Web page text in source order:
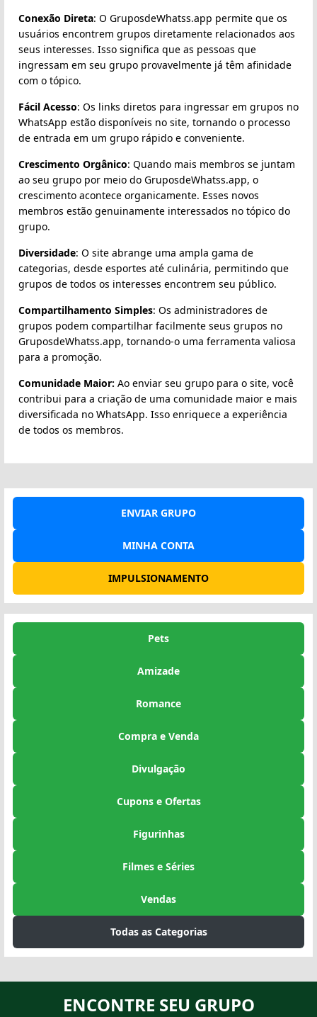
Conexão Direta: O GruposdeWhatss.app permite que os
usuários encontrem grupos diretamente relacionados aos
seus interesses. Isso significa que as pessoas que
ingressam em seu grupo provavelmente já têm afinidade
com o tópico.
Fácil Acesso: Os links diretos para ingressar em grupos no
WhatsApp estão disponíveis no site, tornando o processo
de entrada em um grupo rápido e conveniente.
Crescimento Orgânico: Quando mais membros se juntam
ao seu grupo por meio do GruposdeWhatss.app, o
crescimento acontece organicamente. Esses novos
membros estão genuinamente interessados no tópico do
grupo.
Diversidade: O site abrange uma ampla gama de
categorias, desde esportes até culinária, permitindo que
grupos de todos os interesses encontrem seu público.
Compartilhamento Simples: Os administradores de
grupos podem compartilhar facilmente seus grupos no
GruposdeWhatss.app, tornando-o uma ferramenta valiosa
para a promoção.
Comunidade Maior: Ao enviar seu grupo para o site, você
contribui para a criação de uma comunidade maior e mais
diversificada no WhatsApp. Isso enriquece a experiência
de todos os membros.
ENVIAR GRUPO
MINHA CONTA
IMPULSIONAMENTO
Pets
Amizade
Romance
Compra e Venda
Divulgação
Cupons e Ofertas
Figurinhas
Filmes e Séries
Vendas
Todas as Categorias
ENCONTRE SEU GRUPO